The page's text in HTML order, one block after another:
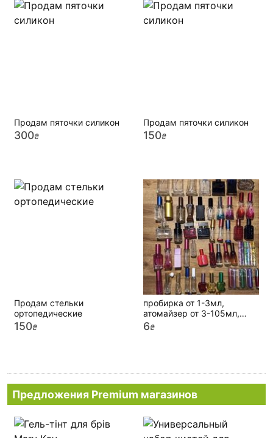
Продам пяточки силикон
300₴
Продам пяточки силикон
150₴
Продам стельки
ортопедические
150₴
пробирка от 1-3мл,
атомайзер от 3-105мл,
виолка для распива
парфюмерии
6₴
Предложения Premium магазинов